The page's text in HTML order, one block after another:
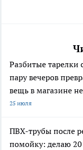
Разбитые тарелки
пару вечеров
вещь в магазине
25 июля
ПВХ-трубы после
помойку: делаю